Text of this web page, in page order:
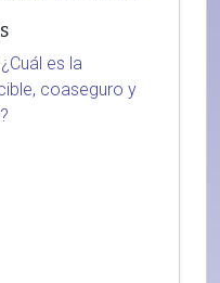
¿Cuál es la
coaseguro y